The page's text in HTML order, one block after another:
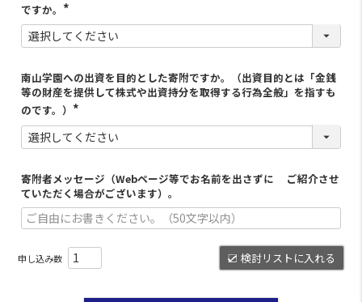
ですか。
南山学園への出資を目的とした寄附ですか。（出資目的とは「金銭
等の財産を提供して株式や出資持分を取得する行為全般」を指すも
のです。）
寄附者メッセージ（Webページ等でお名前を出さずに ご紹介させ
ていただく場合がございます）。
検討リストに入れる